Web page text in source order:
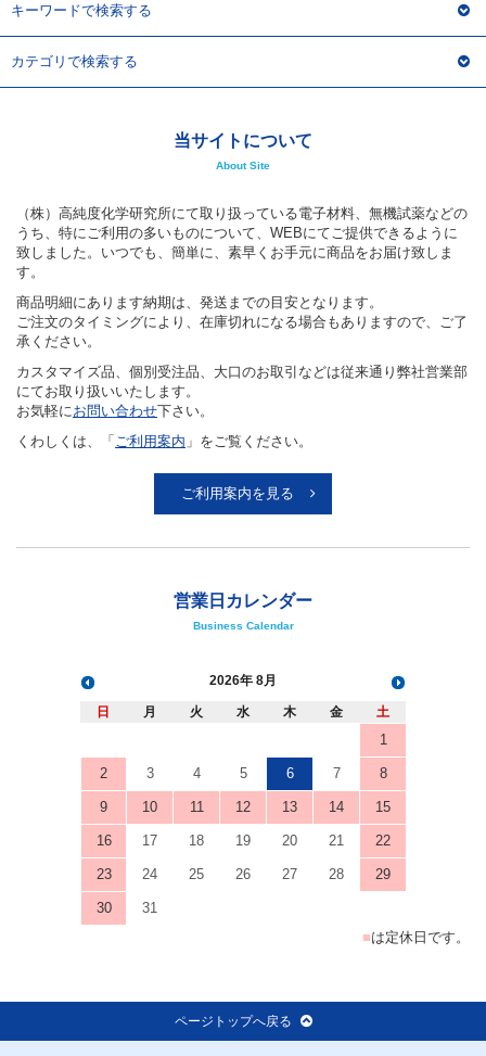
キーワードで検索する
カテゴリで検索する
当サイトについて
About Site
（株）高純度化学研究所にて取り扱っている電子材料、無機試薬などの
うち、特にご利用の多いものについて、WEBにてご提供できるように
致しました。いつでも、簡単に、素早くお手元に商品をお届け致しま
す。
商品明細にあります納期は、発送までの目安となります。
ご注文のタイミングにより、在庫切れになる場合もありますので、ご了
承ください。
カスタマイズ品、個別受注品、大口のお取引などは従来通り弊社営業部
にてお取り扱いいたします。
お気軽にお問い合わせ下さい。
くわしくは、「 ご利用案内 」をご覧ください。
ご利用案内を見る
営業日カレンダー
Business Calendar
2026 8月
日 月 火 水 木 金 土
1
2 3 4 5 6 7 8
9 10 11 12 13 14 15
16 17 18 19 20 21 22
23 24 25 26 27 28 29
30
31
■は定休日です。
ページトップへ戻る